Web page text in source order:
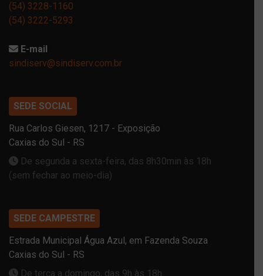
(54) 3228-1160
(54) 3222-5293
E-mail
sindiserv@sindiserv.com.br
SEDE SOCIAL
Rua Carlos Giesen, 1217 - Exposição
Caxias do Sul - RS
De segunda a sexta-feira, das 8h30min às 18h
(sem fechar ao meio-dia)
SEDE CAMPESTRE
Estrada Municipal Água Azul, em Fazenda Souza
Caxias do Sul - RS
De terça a domingo, das 9h às 18h